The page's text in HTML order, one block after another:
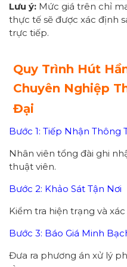
Lưu ý: Mức giá trên chỉ
thực tế sẽ được xác định
trực tiếp.
Quy Trình Hút
Chuyên Nghiệp
Đại
Bước 1: Tiếp Nhận Thông
Nhân viên tổng đài ghi
thuật viên.
Bước 2: Khảo Sát Tận Nơi
Kiểm tra hiện trạng và
Bước 3: Báo Giá Minh
Đưa ra phương án xử lý